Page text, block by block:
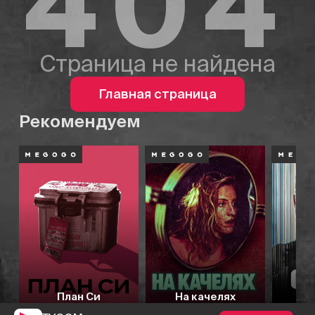
Страница не найдена
Главная страница
Рекомендуем
План Си На качелях